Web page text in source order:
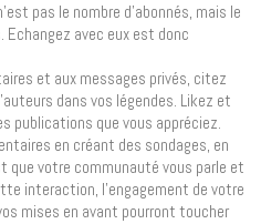
pas le nombre d’abonnés, mais le
avec eux est donc
et aux messages privés, citez
dans vos légendes. Likez et
publications que vous appréciez.
en créant des sondages, en
que votre communauté vous parle et
interaction, l’engagement de votre
mises en avant pourront toucher